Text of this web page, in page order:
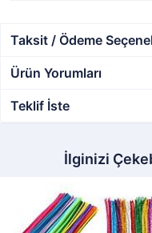
Taksit / Ödeme
Ürün Yorumları
Teklif İste
İlginizi